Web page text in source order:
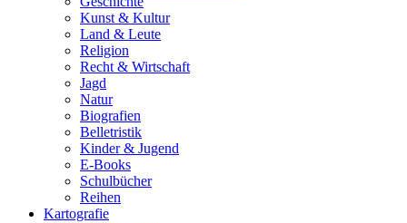
Kunst & Kultur
Land & Leute
Religion
Recht & Wirtschaft
Jagd
Natur
Biografien
Belletristik
Kinder & Jugend
E-Books
Schulbücher
Reihen
Kartografie